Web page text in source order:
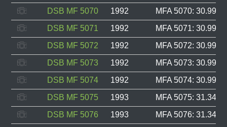
DSB MF 5070
1992
MFA 5070:
DSB MF 5071
1992
MFA 5071:
DSB MF 5072
1992
MFA 5072:
DSB MF 5073
1992
MFA 5073:
DSB MF 5074
1992
MFA 5074:
DSB MF 5075
1993
MFA 5075:
DSB MF 5076
1993
MFA 5076: